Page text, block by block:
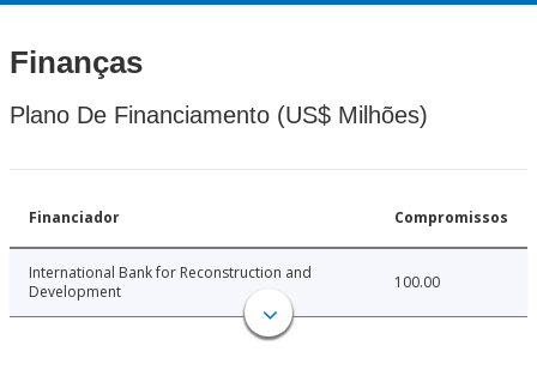
Finanças
Plano De Financiamento (US$ Milhões)
Financiador Compromissos
International Bank for Reconstruction and
Development
100.00